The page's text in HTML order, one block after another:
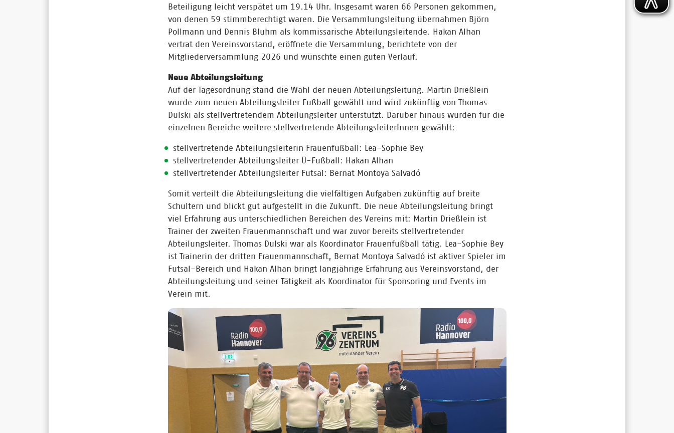
Beteiligung leicht verspätet um 19.14 Uhr. Insgesamt waren 66 Personen gekommen,
von denen 59 stimmberechtigt waren. Die Versammlungsleitung übernahmen Björn
Pollmann und Dennis Bluhm als kommissarische Abteilungsleitende. Hakan Alhan
vertrat den Vereinsvorstand, eröffnete die Versammlung, berichtete von der
Mitgliederversammlung 2026 und wünschte einen guten Verlauf.
Neue Abteilungsleitung
Auf der Tagesordnung stand die Wahl der neuen Abteilungsleitung. Martin Drießlein
wurde zum neuen Abteilungsleiter Fußball gewählt und wird zukünftig von Thomas
Dulski als stellvertretendem Abteilungsleiter unterstützt. Darüber hinaus wurden für die
einzelnen Bereiche weitere stellvertretende AbteilungsleiterInnen gewählt:
stellvertretende Abteilungsleiterin Frauenfußball: Lea-Sophie Bey
stellvertretender Abteilungsleiter Ü-Fußball: Hakan Alhan
stellvertretender Abteilungsleiter Futsal: Bernat Montoya Salvadó
Somit verteilt die Abteilungsleitung die vielfältigen Aufgaben zukünftig auf breite
Schultern und blickt gut aufgestellt in die Zukunft. Die neue Abteilungsleitung bringt
viel Erfahrung aus unterschiedlichen Bereichen des Vereins mit: Martin Drießlein ist
Trainer der zweiten Frauenmannschaft und war zuvor bereits stellvertretender
Abteilungsleiter. Thomas Dulski war als Koordinator Frauenfußball tätig. Lea-Sophie Bey
ist Trainerin der dritten Frauenmannschaft, Bernat Montoya Salvadó ist aktiver Spieler im
Futsal-Bereich und Hakan Alhan bringt langjährige Erfahrung aus Vereinsvorstand, der
Abteilungsleitung und seiner Tätigkeit als Koordinator für Sponsoring und Events im
Verein mit.